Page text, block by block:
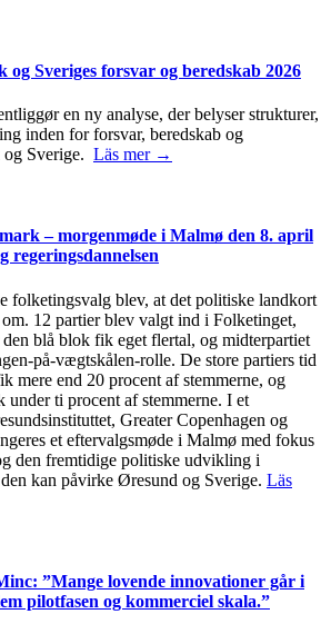
og Sveriges forsvar og beredskab 2026
en ny analyse, der belyser strukturer,
inden for forsvar, beredskab og
Sverige. Läs mer →
– morgenmøde i Malmø den 8. april
regeringsdannelsen
folketingsvalg blev, at det politiske landkort
12 partier blev valgt ind i Folketinget,
blå blok fik eget flertal, og midterpartiet
på-vægtskålen-rolle. De store partiers tid
mere end 20 procent af stemmerne, og
under ti procent af stemmerne. I et
Greater Copenhagen og
et eftervalgsmøde i Malmø med fokus
den fremtidige politiske udvikling i
kan påvirke Øresund og Sverige. Läs
”Mange lovende innovationer går i
pilotfasen og kommerciel skala.”